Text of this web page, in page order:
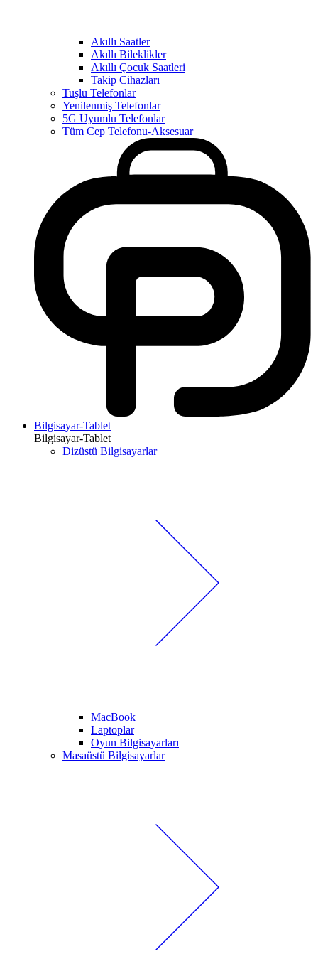
Akıllı Saatler
Akıllı Bileklikler
Akıllı Çocuk Saatleri
Takip Cihazları
Tuşlu Telefonlar
Yenilenmiş Telefonlar
5G Uyumlu Telefonlar
Tüm Cep Telefonu-Aksesuar
Bilgisayar-Tablet
Bilgisayar-Tablet
Dizüstü Bilgisayarlar
MacBook
Laptoplar
Oyun Bilgisayarları
Masaüstü Bilgisayarlar